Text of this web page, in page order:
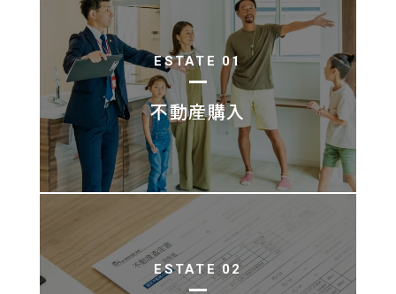
ESTATE 01
不動産購入
ESTATE 02